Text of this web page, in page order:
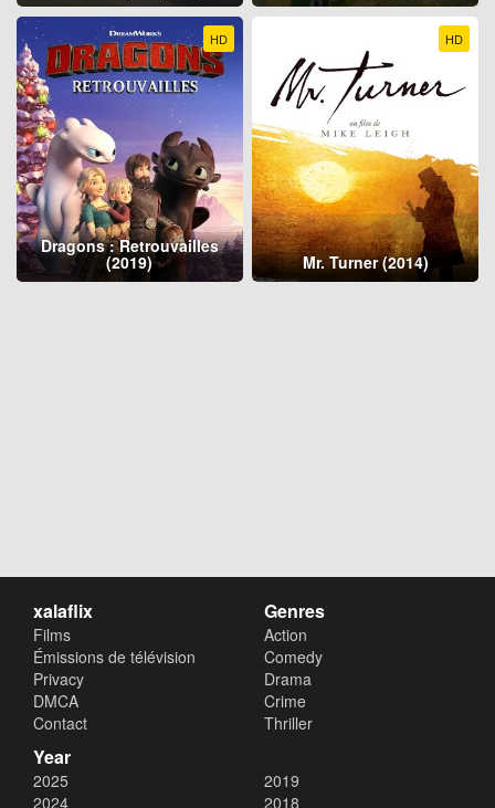
HD
Dragons : Retrouvailles
(2019)
HD
Mr. Turner (2014)
xalaflix
Films
Émissions de télévision
Privacy
DMCA
Contact
Genres
Action
Comedy
Drama
Crime
Thriller
Year
2025
2024
2019
2018